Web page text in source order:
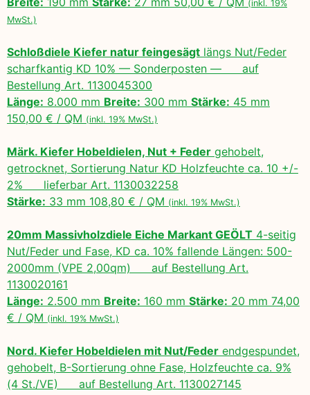
(inkl. 19%
MwSt.)
Schloßdiele Kiefer natur feingesägt längs Nut/Feder
scharfkantig KD 10% — Sonderposten — auf
Bestellung Art. 1130045300
Länge: 8.000 mm Breite: 300 mm Stärke: 45 mm
150,00 € / QM (inkl. 19% MwSt.)
Märk. Kiefer Hobeldielen, Nut + Feder gehobelt,
getrocknet, Sortierung Natur KD Holzfeuchte ca. 10 +/-
2% lieferbar Art. 1130032258
Stärke: 33 mm 108,80 € / QM (inkl. 19% MwSt.)
20mm Massivholzdiele Eiche Markant GEÖLT 4-seitig
Nut/Feder und Fase, KD ca. 10% fallende Längen: 500-
2000mm (VPE 2,00qm) auf Bestellung Art.
1130020161
Länge: 2.500 mm Breite: 160 mm Stärke: 20 mm 74,00
€ / QM (inkl. 19% MwSt.)
Nord. Kiefer Hobeldielen mit Nut/Feder endgespundet,
gehobelt, B-Sortierung ohne Fase, Holzfeuchte ca. 9%
(4 St./VE) auf Bestellung Art. 1130027145